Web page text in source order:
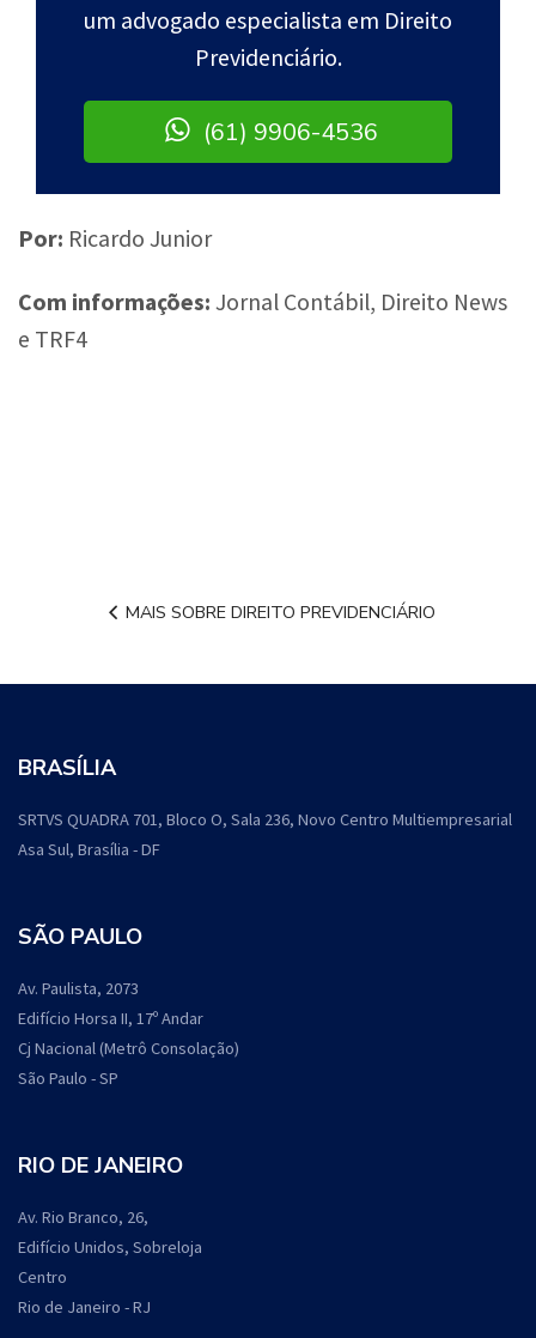
um advogado especialista em Direito
Previdenciário.
(61) 9906-4536
Por: Ricardo Junior
Com informações: Jornal Contábil, Direito News
e TRF4
MAIS SOBRE DIREITO PREVIDENCIÁRIO
BRASÍLIA
SRTVS QUADRA 701, Bloco O, Sala 236, Novo Centro Multiempresarial
Asa Sul, Brasília - DF
SÃO PAULO
Av. Paulista, 2073
Edifício Horsa II, 17º Andar
Cj Nacional (Metrô Consolação)
São Paulo - SP
RIO DE JANEIRO
Av. Rio Branco, 26,
Edifício Unidos, Sobreloja
Centro
Rio de Janeiro - RJ